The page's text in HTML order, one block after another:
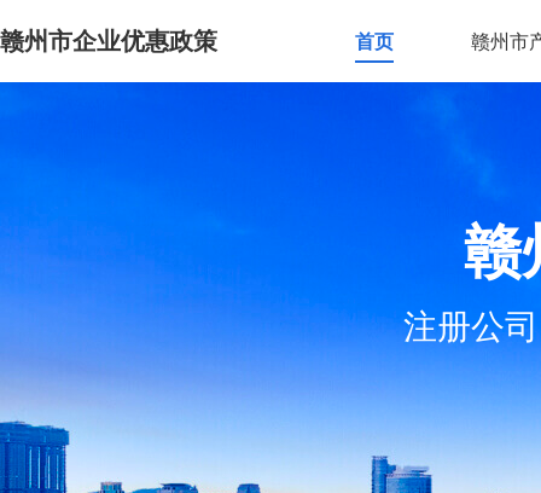
赣州市企业优惠政策 首页 赣州市
赣
注册公